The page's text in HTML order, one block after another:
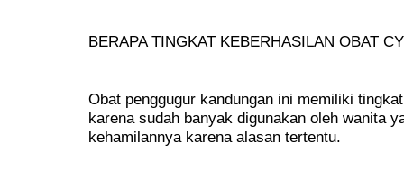
BERAPA TINGKAT KEBERHASILAN OBAT
Obat penggugur kandungan ini memiliki
karena sudah banyak digunakan oleh wanita
kehamilannya karena alasan tertentu.